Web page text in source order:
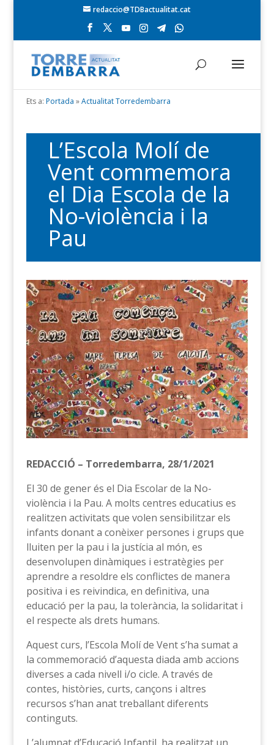
redaccio@TDBactualitat.cat
Ets a: Portada »Actualitat Torredembarra
L’Escola Molí de
Vent commemora
el Dia Escola de la
No-violència i la
Pau
REDACCIÓ – Torredembarra, 28/1/2021
El 30 de gener és el Dia Escolar de la No-
violència i la Pau. A molts centres educatius es
realitzen activitats que volen sensibilitzar els
infants donant a conèixer persones i grups que
lluiten per la pau i la justícia al món, es
desenvolupen dinàmiques i estratègies per
aprendre a resoldre els conflictes de manera
positiva i es reivindica, en definitiva, una
educació per la pau, la tolerància, la solidaritat i
el respecte als drets humans.
Aquest curs, l’Escola Molí de Vent s’ha sumat a
la commemoració d’aquesta diada amb accions
diverses a cada nivell i/o cicle. A través de
contes, històries, curts, cançons i altres
recursos s’han anat treballant diferents
continguts.
L’alumnat d’Educació Infantil ha realitzat un